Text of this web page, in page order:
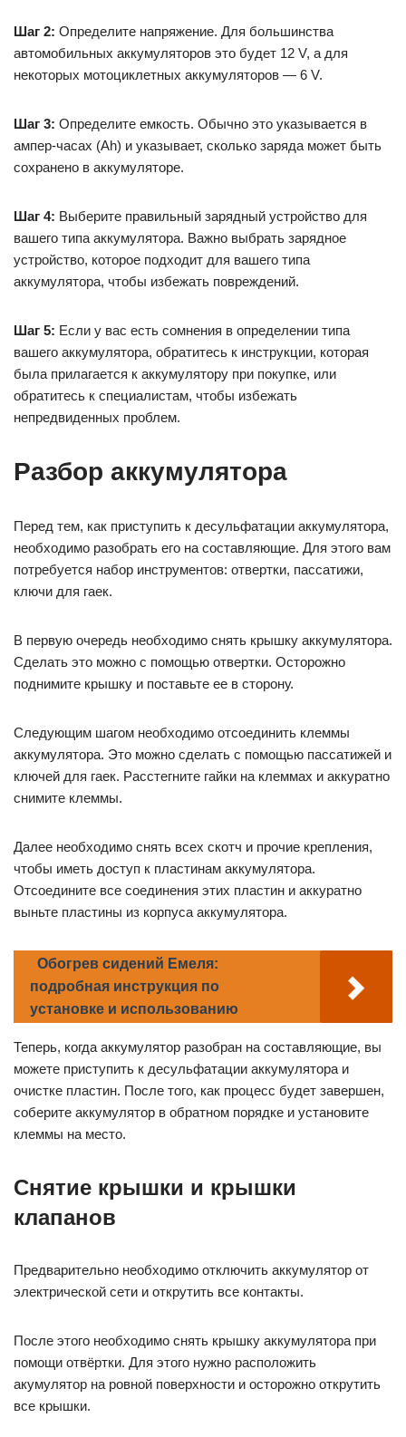
Шаг 2: Определите напряжение. Для большинства
автомобильных аккумуляторов это будет 12 V, а для
некоторых мотоциклетных аккумуляторов — 6 V.
Шаг 3: Определите емкость. Обычно это указывается в
ампер-часах (Ah) и указывает, сколько заряда может быть
сохранено в аккумуляторе.
Шаг 4: Выберите правильный зарядный устройство для
вашего типа аккумулятора. Важно выбрать зарядное
устройство, которое подходит для вашего типа
аккумулятора, чтобы избежать повреждений.
Шаг 5: Если у вас есть сомнения в определении типа
вашего аккумулятора, обратитесь к инструкции, которая
была прилагается к аккумулятору при покупке, или
обратитесь к специалистам, чтобы избежать
непредвиденных проблем.
Разбор аккумулятора
Перед тем, как приступить к десульфатации аккумулятора,
необходимо разобрать его на составляющие. Для этого вам
потребуется набор инструментов: отвертки, пассатижи,
ключи для гаек.
В первую очередь необходимо снять крышку аккумулятора.
Сделать это можно с помощью отвертки. Осторожно
поднимите крышку и поставьте ее в сторону.
Следующим шагом необходимо отсоединить клеммы
аккумулятора. Это можно сделать с помощью пассатижей и
ключей для гаек. Расстегните гайки на клеммах и аккуратно
снимите клеммы.
Далее необходимо снять всех скотч и прочие крепления,
чтобы иметь доступ к пластинам аккумулятора.
Отсоедините все соединения этих пластин и аккуратно
выньте пластины из корпуса аккумулятора.
Обогрев сидений Емеля:
подробная инструкция по
установке и использованию
Теперь, когда аккумулятор разобран на составляющие, вы
можете приступить к десульфатации аккумулятора и
очистке пластин. После того, как процесс будет завершен,
соберите аккумулятор в обратном порядке и установите
клеммы на место.
Снятие крышки и крышки
клапанов
Предварительно необходимо отключить аккумулятор от
электрической сети и открутить все контакты.
После этого необходимо снять крышку аккумулятора при
помощи отвёртки. Для этого нужно расположить
акумулятор на ровной поверхности и осторожно открутить
все крышки.